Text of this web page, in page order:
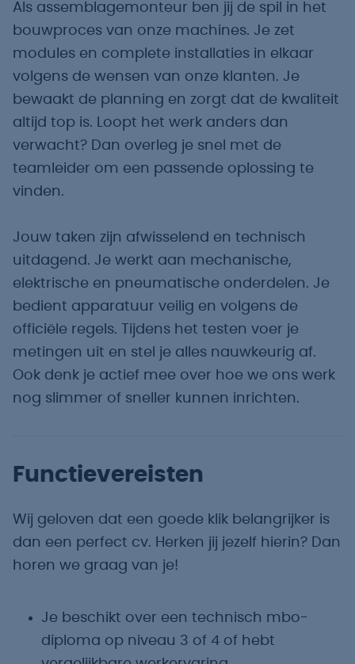
Als assemblagemonteur ben jij de spil in het
bouwproces van onze machines. Je zet
modules en complete installaties in elkaar
volgens de wensen van onze klanten. Je
bewaakt de planning en zorgt dat de kwaliteit
altijd top is. Loopt het werk anders dan
verwacht? Dan overleg je snel met de
teamleider om een passende oplossing te
vinden.
Jouw taken zijn afwisselend en technisch
uitdagend. Je werkt aan mechanische,
elektrische en pneumatische onderdelen. Je
bedient apparatuur veilig en volgens de
officiële regels. Tijdens het testen voer je
metingen uit en stel je alles nauwkeurig af.
Ook denk je actief mee over hoe we ons werk
nog slimmer of sneller kunnen inrichten.
Functievereisten
Wij geloven dat een goede klik belangrijker is
dan een perfect cv. Herken jij jezelf hierin? Dan
horen we graag van je!
Je beschikt over een technisch mbo-
diploma op niveau 3 of 4 of hebt